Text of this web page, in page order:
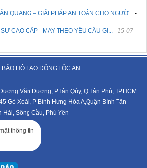
QUANG – GIẢI PHÁP AN TOÀN CHO NGƯỜ... -
CAO CẤP - MAY THEO YÊU CẦU GI... - 15-07-
HỘ LAO ĐỘNG LỘC AN
Văn Dương, P.Tân Qúy, Q.Tân Phú, TP.HCM
Gò Xoài, P Bình Hưng Hòa A,Quận Bình Tân
Hải, Sông Cầu, Phú Yên
thông tin